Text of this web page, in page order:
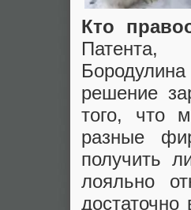
Кто
Патента,
решение
того, что
разные
получить
лояльно